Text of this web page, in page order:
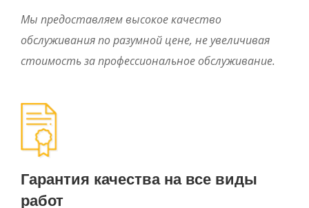
Мы предоставляем высокое качество
обслуживания по разумной цене, не увеличивая
стоимость за профессиональное обслуживание.
Гарантия качества на все виды
работ